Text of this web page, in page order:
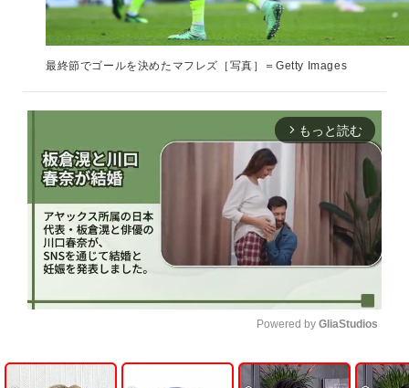
最終節でゴールを決めたマフレズ［写真］＝Getty Images
arrow_forward_ios もっと読む
U
n
Powered by GliaStudios